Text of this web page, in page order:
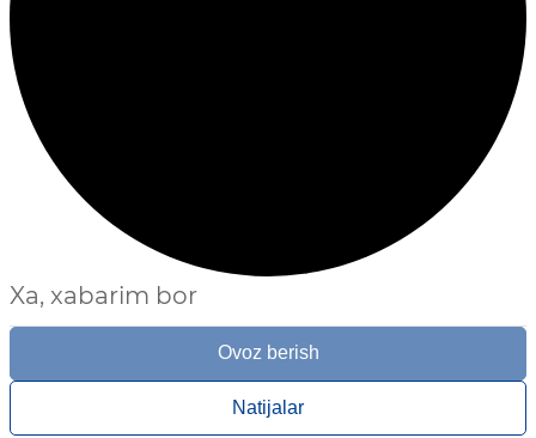
Xa, xabarim bor
Ovoz berish
Natijalar